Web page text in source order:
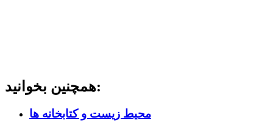
همچنین بخوانید:
محیط زیست و کتابخانه ها